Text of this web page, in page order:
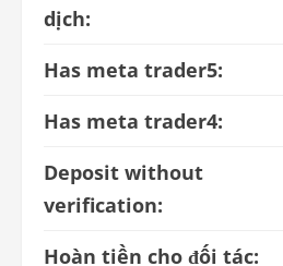
dịch:
Has meta trader5:
Has meta trader4:
Deposit without
verification:
Hoàn tiền cho đối tác: